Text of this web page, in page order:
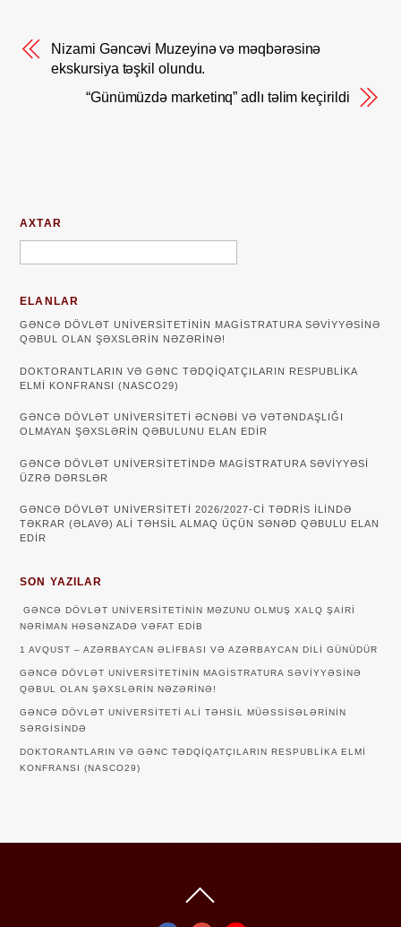
Nizami Gəncəvi Muzeyinə və məqbərəsinə
ekskursiya təşkil olundu.
“Günümüzdə marketinq” adlı təlim keçirildi
AXTAR
ELANLAR
GƏNCƏ DÖVLƏT UNIVERSITETININ MAGISTRATURA SƏVIYYƏSINƏ
QƏBUL OLAN ŞƏXSLƏRIN NƏZƏRINƏ!
DOKTORANTLARIN VƏ GƏNC TƏDQİQATÇILARIN RESPUBLİKA
ELMİ KONFRANSI (NASCO29)
GƏNCƏ DÖVLƏT UNIVERSITETI ƏCNƏBI VƏ VƏTƏNDAŞLIĞI
OLMAYAN ŞƏXSLƏRIN QƏBULUNU ELAN EDIR
GƏNCƏ DÖVLƏT UNIVERSITETINDƏ MAGISTRATURA SƏVIYYƏSI
ÜZRƏ DƏRSLƏR
GƏNCƏ DÖVLƏT UNİVERSİTETİ 2026/2027-Cİ TƏDRİS İLİNDƏ
TƏKRAR (ƏLAVƏ) ALİ TƏHSİL ALMAQ ÜÇÜN SƏNƏD QƏBULU ELAN
EDİR
SON YAZILAR
GƏNCƏ DÖVLƏT UNIVERSITETININ MƏZUNU OLMUŞ XALQ ŞAIRI
NƏRIMAN HƏSƏNZADƏ VƏFAT EDIB
1 AVQUST – AZƏRBAYCAN ƏLIFBASI VƏ AZƏRBAYCAN DILI GÜNÜDÜR
GƏNCƏ DÖVLƏT UNIVERSITETININ MAGISTRATURA SƏVIYYƏSINƏ
QƏBUL OLAN ŞƏXSLƏRIN NƏZƏRINƏ!
GƏNCƏ DÖVLƏT UNIVERSITETI ALI TƏHSIL MÜƏSSISƏLƏRININ
SƏRGISINDƏ
DOKTORANTLARIN VƏ GƏNC TƏDQİQATÇILARIN RESPUBLİKA ELMİ
KONFRANSI (NASCO29)